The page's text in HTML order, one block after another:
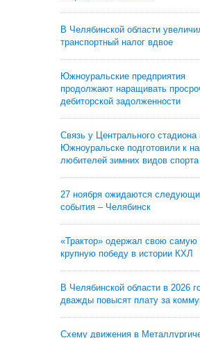
В Челябинской области
транспортный налог вдвое
Южноуральские предприятия
продолжают наращивать
дебиторской задолженности
Связь у Центрального стадиона
Южноуральске подготовили к
любителей зимних видов спорта
27 ноября ожидаются
события – Челябинск
«Трактор» одержал свою самую
крупную победу в истории КХЛ
В Челябинской области в 2026
дважды повысят плату за
Схему движения в